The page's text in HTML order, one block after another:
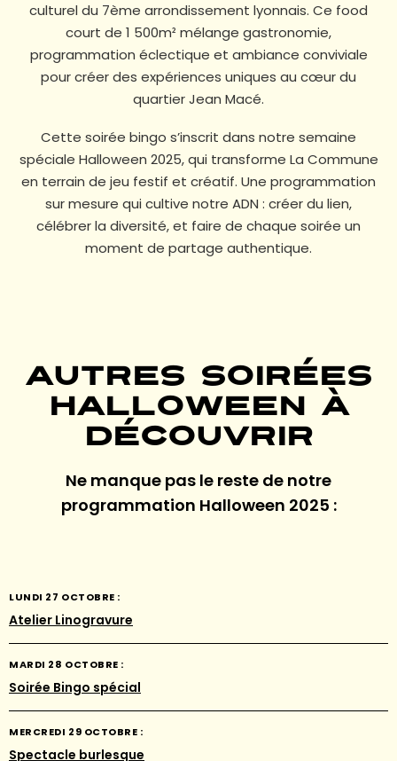
culturel du 7ème arrondissement lyonnais. Ce food
court de 1 500m² mélange gastronomie,
programmation éclectique et ambiance conviviale
pour créer des expériences uniques au cœur du
quartier Jean Macé.
Cette soirée bingo s’inscrit dans notre semaine
spéciale Halloween 2025, qui transforme La Commune
en terrain de jeu festif et créatif. Une programmation
sur mesure qui cultive notre ADN : créer du lien,
célébrer la diversité, et faire de chaque soirée un
moment de partage authentique.
Autres soirées
Halloween à
découvrir
Ne manque pas le reste de notre
programmation Halloween 2025 :
LUNDI 27 OCTOBRE :
Atelier Linogravure
MARDI 28 OCTOBRE :
Soirée Bingo spécial
MERCREDI 29 OCTOBRE :
Spectacle burlesque